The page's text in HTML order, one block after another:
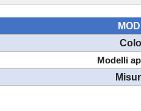
Modelli